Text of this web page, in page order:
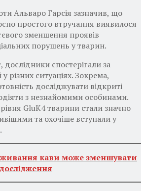
Альваро Гарсія зазначив, що
простого втручання виявилося
зменшення проявів
порушень у тварин.
спостерігали за
різних ситуаціях. Зокрема,
досліджувати відкриті
з незнайомими особинами.
рівня GluK4 тварини стали значно
та охочіше вступали у
кави може зменшувати